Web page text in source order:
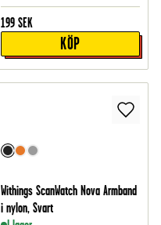
199 SEK
KÖP
Withings ScanWatch Nova Armband
i nylon, Svart